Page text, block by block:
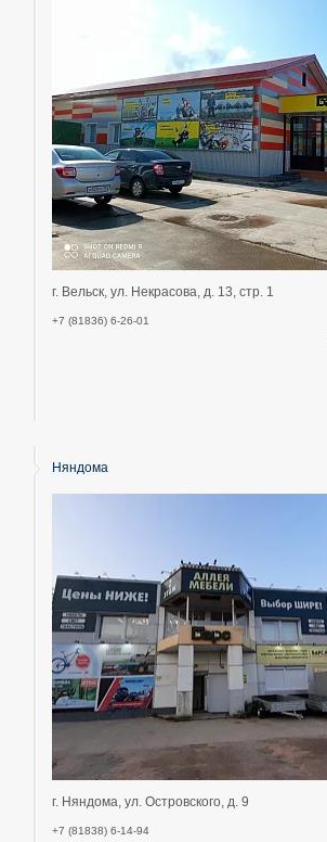
г. Вельск, ул. Некрасова, д. 13, стр. 1
+7 (81836) 6-26-01
Няндома
г. Няндома, ул. Островского, д. 9
+7 (81838) 6-14-94